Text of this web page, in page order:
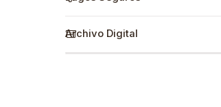
Archivo Digital